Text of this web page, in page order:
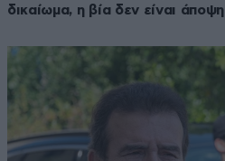
δικαίωμα, η βία δεν είναι άποψη